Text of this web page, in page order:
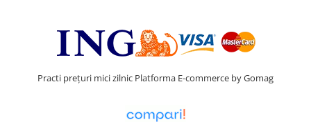
Practi prețuri mici zilnic Platforma E-commerce by Gomag